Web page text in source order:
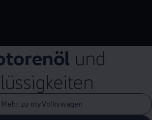
und
Mehr zu myVolkswagen